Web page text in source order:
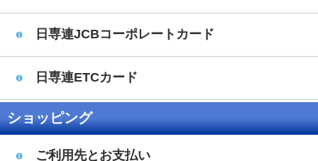
日専連JCBコーポレートカード
日専連ETCカード
ショッピング
ご利用先とお支払い